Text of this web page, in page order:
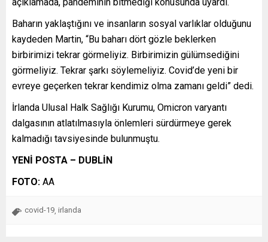
Baharın yaklaştığını ve insanların sosyal varlıklar olduğunu
kaydeden Martin, “Bu baharı dört gözle beklerken
birbirimizi tekrar görmeliyiz. Birbirimizin gülümsediğini
görmeliyiz. Tekrar şarkı söylemeliyiz. Covid’de yeni bir
evreye geçerken tekrar kendimiz olma zamanı geldi” dedi.
İrlanda Ulusal Halk Sağlığı Kurumu, Omicron varyantı
dalgasının atlatılmasıyla önlemleri sürdürmeye gerek
kalmadığı tavsiyesinde bulunmuştu.
YENİ POSTA – DUBLİN
FOTO: AA
covid-19 irlanda